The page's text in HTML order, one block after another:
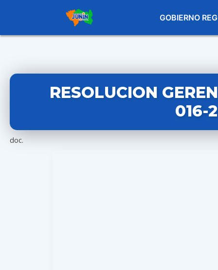
GOBIERNO
RESOLUCION
016-
doc.